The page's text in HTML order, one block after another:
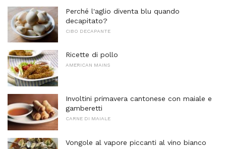
Perché l'aglio diventa blu quando
decapitato?
CIBO DECAPANTE
Ricette di pollo
AMERICAN MAINS
Involtini primavera cantonese con maiale e
gamberetti
CARNE DI MAIALE
Vongole al vapore piccanti al vino bianco